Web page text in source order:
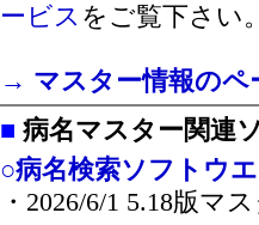
ービス をご覧下さい
→ マスター情報のペ
■ 病名マスター関連
○病名検索ソフトウ
・2026/6/1 5.18版マ